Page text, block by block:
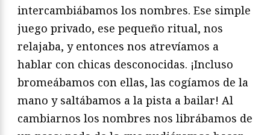
intercambiábamos los nombres. Ese simple
juego privado, ese pequeño ritual, nos
relajaba, y entonces nos atrevíamos a
hablar con chicas desconocidas. ¡Incluso
bromeábamos con ellas, las cogíamos de la
mano y saltábamos a la pista a bailar! Al
cambiarnos los nombres nos librábamos de